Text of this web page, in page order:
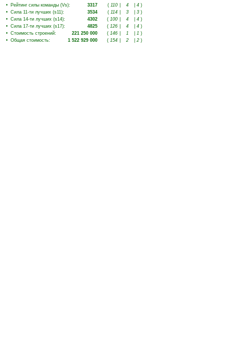
• Рейтинг силы команды (Vs): 3317 ( 110 4 4 )
• Сила 11-ти лучших (s11): 3534 ( 114 3 3 )
• Сила 14-ти лучших (s14): 4302 ( 100 4 4 )
• Сила 17-ти лучших (s17): 4825 ( 126 4 4 )
• Стоимость строений: 221 250 000 ( 146 1 1 )
• Общая стоимость: 1 522 929 000 ( 154 2 2 )